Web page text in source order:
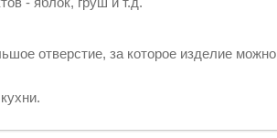
отверстие, за которое изделие можно